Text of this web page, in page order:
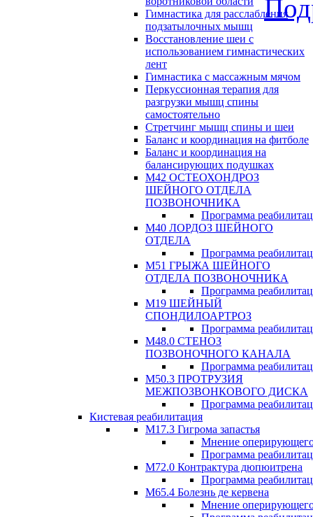
Гимнастика для расслабления
подзатылочных мышц
Восстановление шеи с
использованием гимнастических
лент
Гимнастика с массажным мячом
Перкуссионная терапия для
разгрузки мышц спины
самостоятельно
Стретчинг мышц спины и шеи
Баланс и координация на фитболе
Баланс и координация на
балансирующих подушках
М42 ОСТЕОХОНДРОЗ
ШЕЙНОГО ОТДЕЛА
ПОЗВОНОЧНИКА
Программа
М40 ЛОРДОЗ ШЕЙНОГО
ОТДЕЛА
Программа
М51 ГРЫЖА ШЕЙНОГО
ОТДЕЛА ПОЗВОНОЧНИКА
Программа
М19 ШЕЙНЫЙ
СПОНДИЛОАРТРОЗ
Программа
М48.0 СТЕНОЗ
ПОЗВОНОЧНОГО КАНАЛА
Программа
М50.3 ПРОТРУЗИЯ
МЕЖПОЗВОНКОВОГО ДИСКА
Программа
Кистевая реабилитация
M17.3 Гигрома запастья
Мнение
Программа
М72.0 Контрактура дюпюитрена
Программа
M65.4 Болезнь де кервена
Мнение